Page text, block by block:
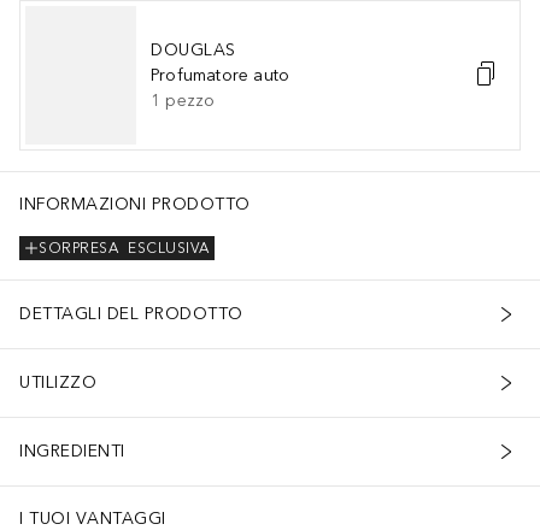
DOUGLAS
Profumatore auto
1 pezzo
INFORMAZIONI PRODOTTO
ESCLUSIVA
SORPRESA
DETTAGLI DEL PRODOTTO
UTILIZZO
INGREDIENTI
I TUOI VANTAGGI